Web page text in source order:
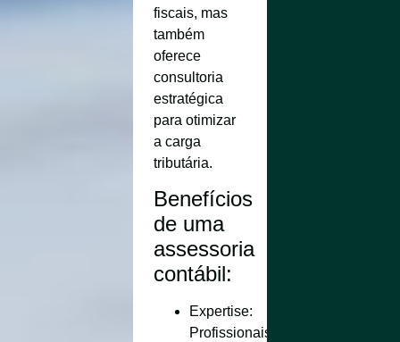
fiscais, mas
também
oferece
consultoria
estratégica
para otimizar
a carga
tributária.
Benefícios
de uma
assessoria
contábil:
Expertise:
Profissionais